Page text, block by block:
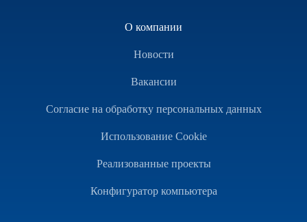
О компании
Новости
Вакансии
Согласие на обработку персональных данных
Использование Cookie
Реализованные проекты
Конфигуратор компьютера